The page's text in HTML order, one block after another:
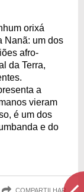
orixá
Nanã: um dos
afro-
da Terra,
a
vieram
é um dos
e do
COMPARTILHAR